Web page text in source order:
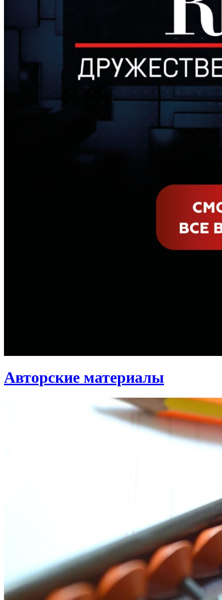
Авторские материалы